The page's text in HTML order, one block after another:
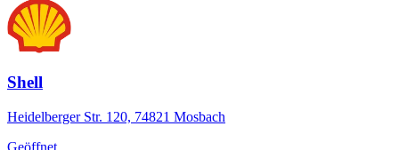
Shell
Heidelberger Str. 120, 74821 Mosbach
Geöffnet